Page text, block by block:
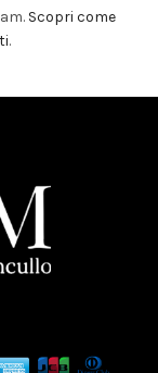
Scopri come
.